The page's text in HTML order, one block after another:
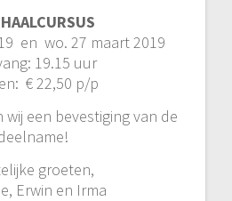
en wo. 27 maart 2019
19.15 uur
€ 22,50 p/p
wij een bevestiging van de
groeten,
Erwin en Irma